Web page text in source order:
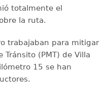
totalmente el
la ruta.
trabajaban para mitigar
Tránsito (PMT) de Villa
15 se han